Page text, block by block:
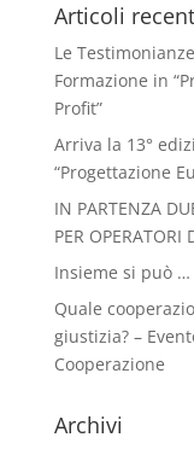
Articoli
Le
Formazione in
Profit”
Arriva la 13°
“Progettazione
IN PARTENZA
PER OPERATORI
Insieme si può
Quale
giustizia? –
Cooperazione
Archivi